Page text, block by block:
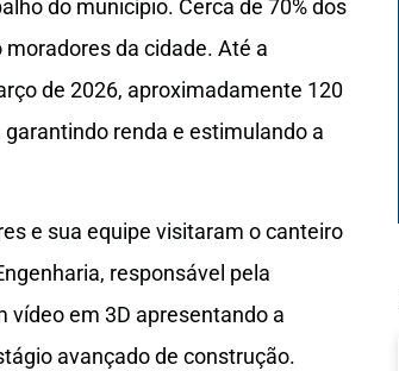
do município. Cerca de 70% dos
da cidade. Até a
de 2026, aproximadamente 120
renda e estimulando a
e sua equipe visitaram o canteiro
responsável pela
vídeo em 3D apresentando a
avançado de construção.